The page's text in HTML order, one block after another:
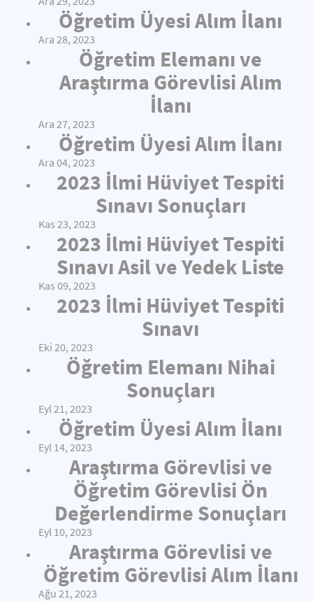
Öğretim Üyesi Alım İlanı
Ara 28, 2023
Öğretim Elemanı ve
Araştırma Görevlisi Alım
İlanı
Ara 27, 2023
Öğretim Üyesi Alım İlanı
Ara 04, 2023
2023 İlmi Hüviyet Tespiti
Sınavı Sonuçları
Kas 23, 2023
2023 İlmi Hüviyet Tespiti
Sınavı Asil ve Yedek Liste
Kas 09, 2023
2023 İlmi Hüviyet Tespiti
Sınavı
Eki 20, 2023
Öğretim Elemanı Nihai
Sonuçları
Eyl 21, 2023
Öğretim Üyesi Alım İlanı
Eyl 14, 2023
Araştırma Görevlisi ve
Öğretim Görevlisi Ön
Değerlendirme Sonuçları
Eyl 10, 2023
Araştırma Görevlisi ve
Öğretim Görevlisi Alım İlanı
Ağu 21, 2023